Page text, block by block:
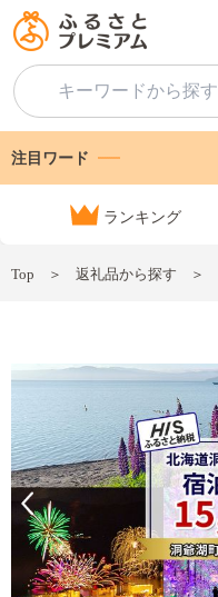
注目ワード
ランキング
Top 返礼品から探す